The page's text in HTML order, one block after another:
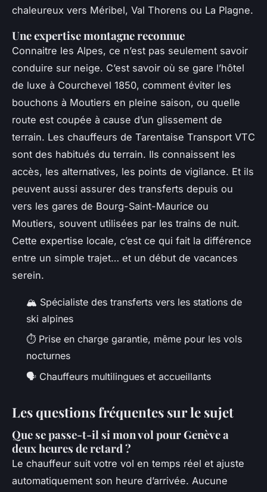
chaleureux vers Méribel, Val Thorens ou La Plagne.
Une expertise montagne reconnue
Connaitre les Alpes, ce n’est pas seulement savoir
conduire sur neige. C’est savoir où se gare l’hôtel
de luxe à Courchevel 1850, comment éviter les
bouchons à Moutiers en pleine saison, ou quelle
route est coupée à cause d’un glissement de
terrain. Les chauffeurs de Tarentaise Transport VTC
sont des habitués du terrain. Ils connaissent les
accès, les alternatives, les points de vigilance. Et ils
peuvent aussi assurer des transferts depuis ou
vers les gares de Bourg-Saint-Maurice ou
Moutiers, souvent utilisées par les trains de nuit.
Cette expertise locale, c’est ce qui fait la différence
entre un simple trajet… et un début de vacances
serein.
🏔️ Spécialiste des transferts vers les stations de
ski alpines
⏱️ Prise en charge garantie, même pour les vols
nocturnes
🗣️ Chauffeurs multilingues et accueillants
Les questions fréquentes sur le sujet
Que se passe-t-il si mon vol pour Genève a
deux heures de retard ?
Le chauffeur suit votre vol en temps réel et ajuste
automatiquement son heure d’arrivée. Aucune